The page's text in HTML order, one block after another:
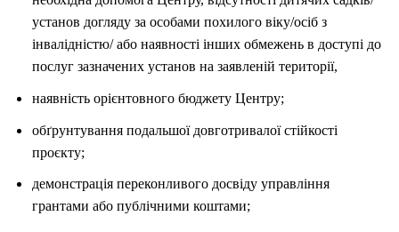
установ догляду за особами похилого віку/осіб з
інвалідністю/ або наявності інших обмежень в доступі до
послуг зазначених установ на заявленій території,
наявність орієнтовного бюджету Центру;
обґрунтування подальшої довготривалої стійкості
проєкту;
демонстрація переконливого досвіду управління
грантами або публічними коштами;